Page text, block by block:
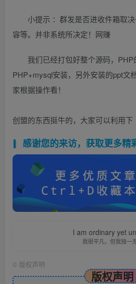
小提示 ：群发是否进收件箱取
容等。并非系统所决定！网赚
我们已经打包好整个源码，
PHP+mysql安装，另外安装的ppt文
家根据操作看！
创盟的东西挺牛的，大家可以利用下
感谢您的来访，获取更多精
I am ordinary yet
我很平凡，但我独一
© 版权声明
版权声明